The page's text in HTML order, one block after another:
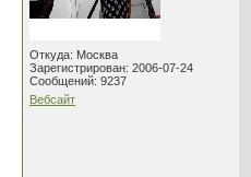
Откуда: Москва
Зарегистрирован: 2006-07-24
Сообщений: 9237
Вебсайт